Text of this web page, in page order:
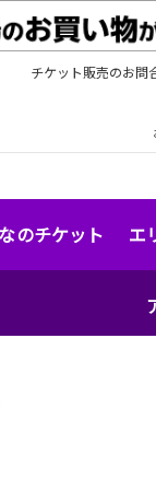
チケット販売のお問
のチケット エ